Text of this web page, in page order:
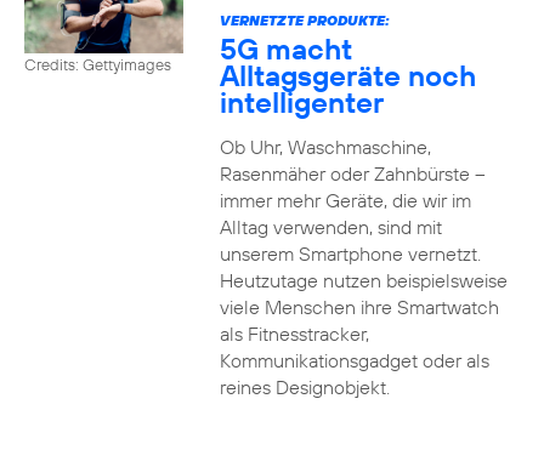
Credits: Gettyimages
VERNETZTE PRODUKTE:
5G macht
Alltagsgeräte noch
intelligenter
Ob Uhr, Waschmaschine,
Rasenmäher oder Zahnbürste –
immer mehr Geräte, die wir im
Alltag verwenden, sind mit
unserem Smartphone vernetzt.
Heutzutage nutzen beispielsweise
viele Menschen ihre Smartwatch
als Fitnesstracker,
Kommunikationsgadget oder als
reines Designobjekt.